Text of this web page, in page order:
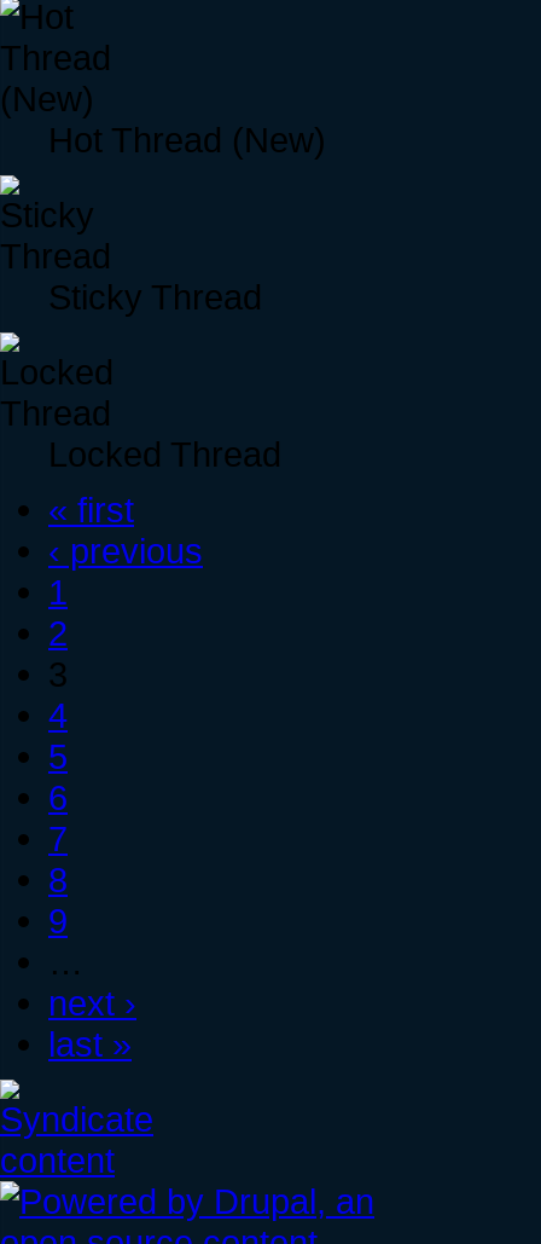
Hot Thread (New)
Sticky Thread
Locked Thread
« first
‹ previous
1
2
3
4
5
6
7
8
9
…
next ›
last »